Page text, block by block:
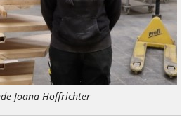
Joana Hoffrichter